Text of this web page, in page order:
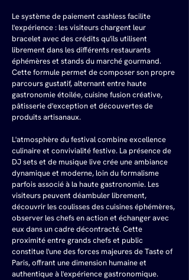
Le système de paiement cashless facilite
l'expérience : les visiteurs chargent leur
bracelet avec des crédits qu'ils utilisent
librement dans les différents restaurants
éphémères et stands du marché gourmand.
Cette formule permet de composer son propre
parcours gustatif, alternant entre haute
gastronomie étoilée, cuisine fusion créative,
pâtisserie d'exception et découvertes de
produits artisanaux.
L'atmosphère du festival combine excellence
culinaire et convivialité festive. La présence de
DJ sets et de musique live crée une ambiance
dynamique et moderne, loin du formalisme
parfois associé à la haute gastronomie. Les
visiteurs peuvent déambuler librement,
découvrir les coulisses des cuisines éphémères,
observer les chefs en action et échanger avec
eux dans un cadre décontracté. Cette
proximité entre grands chefs et public
constitue l'une des forces majeures de Taste of
Paris, offrant une dimension humaine et
authentique à l'expérience gastronomique.